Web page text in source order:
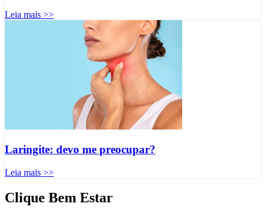
Leia mais >>
Laringite: devo me preocupar?
Leia mais >>
Clique Bem Estar